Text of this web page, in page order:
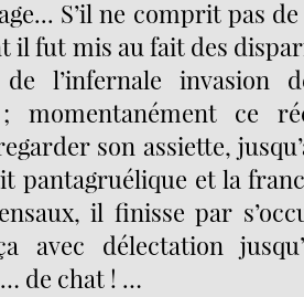
S’il ne comprit pas
il fut mis au fait des
l’infernale invasion
; momentanément ce
son assiette,
pantagruélique et la
il finisse par
avec délectation
de chat ! …